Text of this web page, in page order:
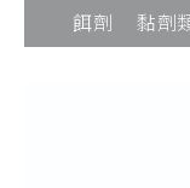
餌劑
黏劑